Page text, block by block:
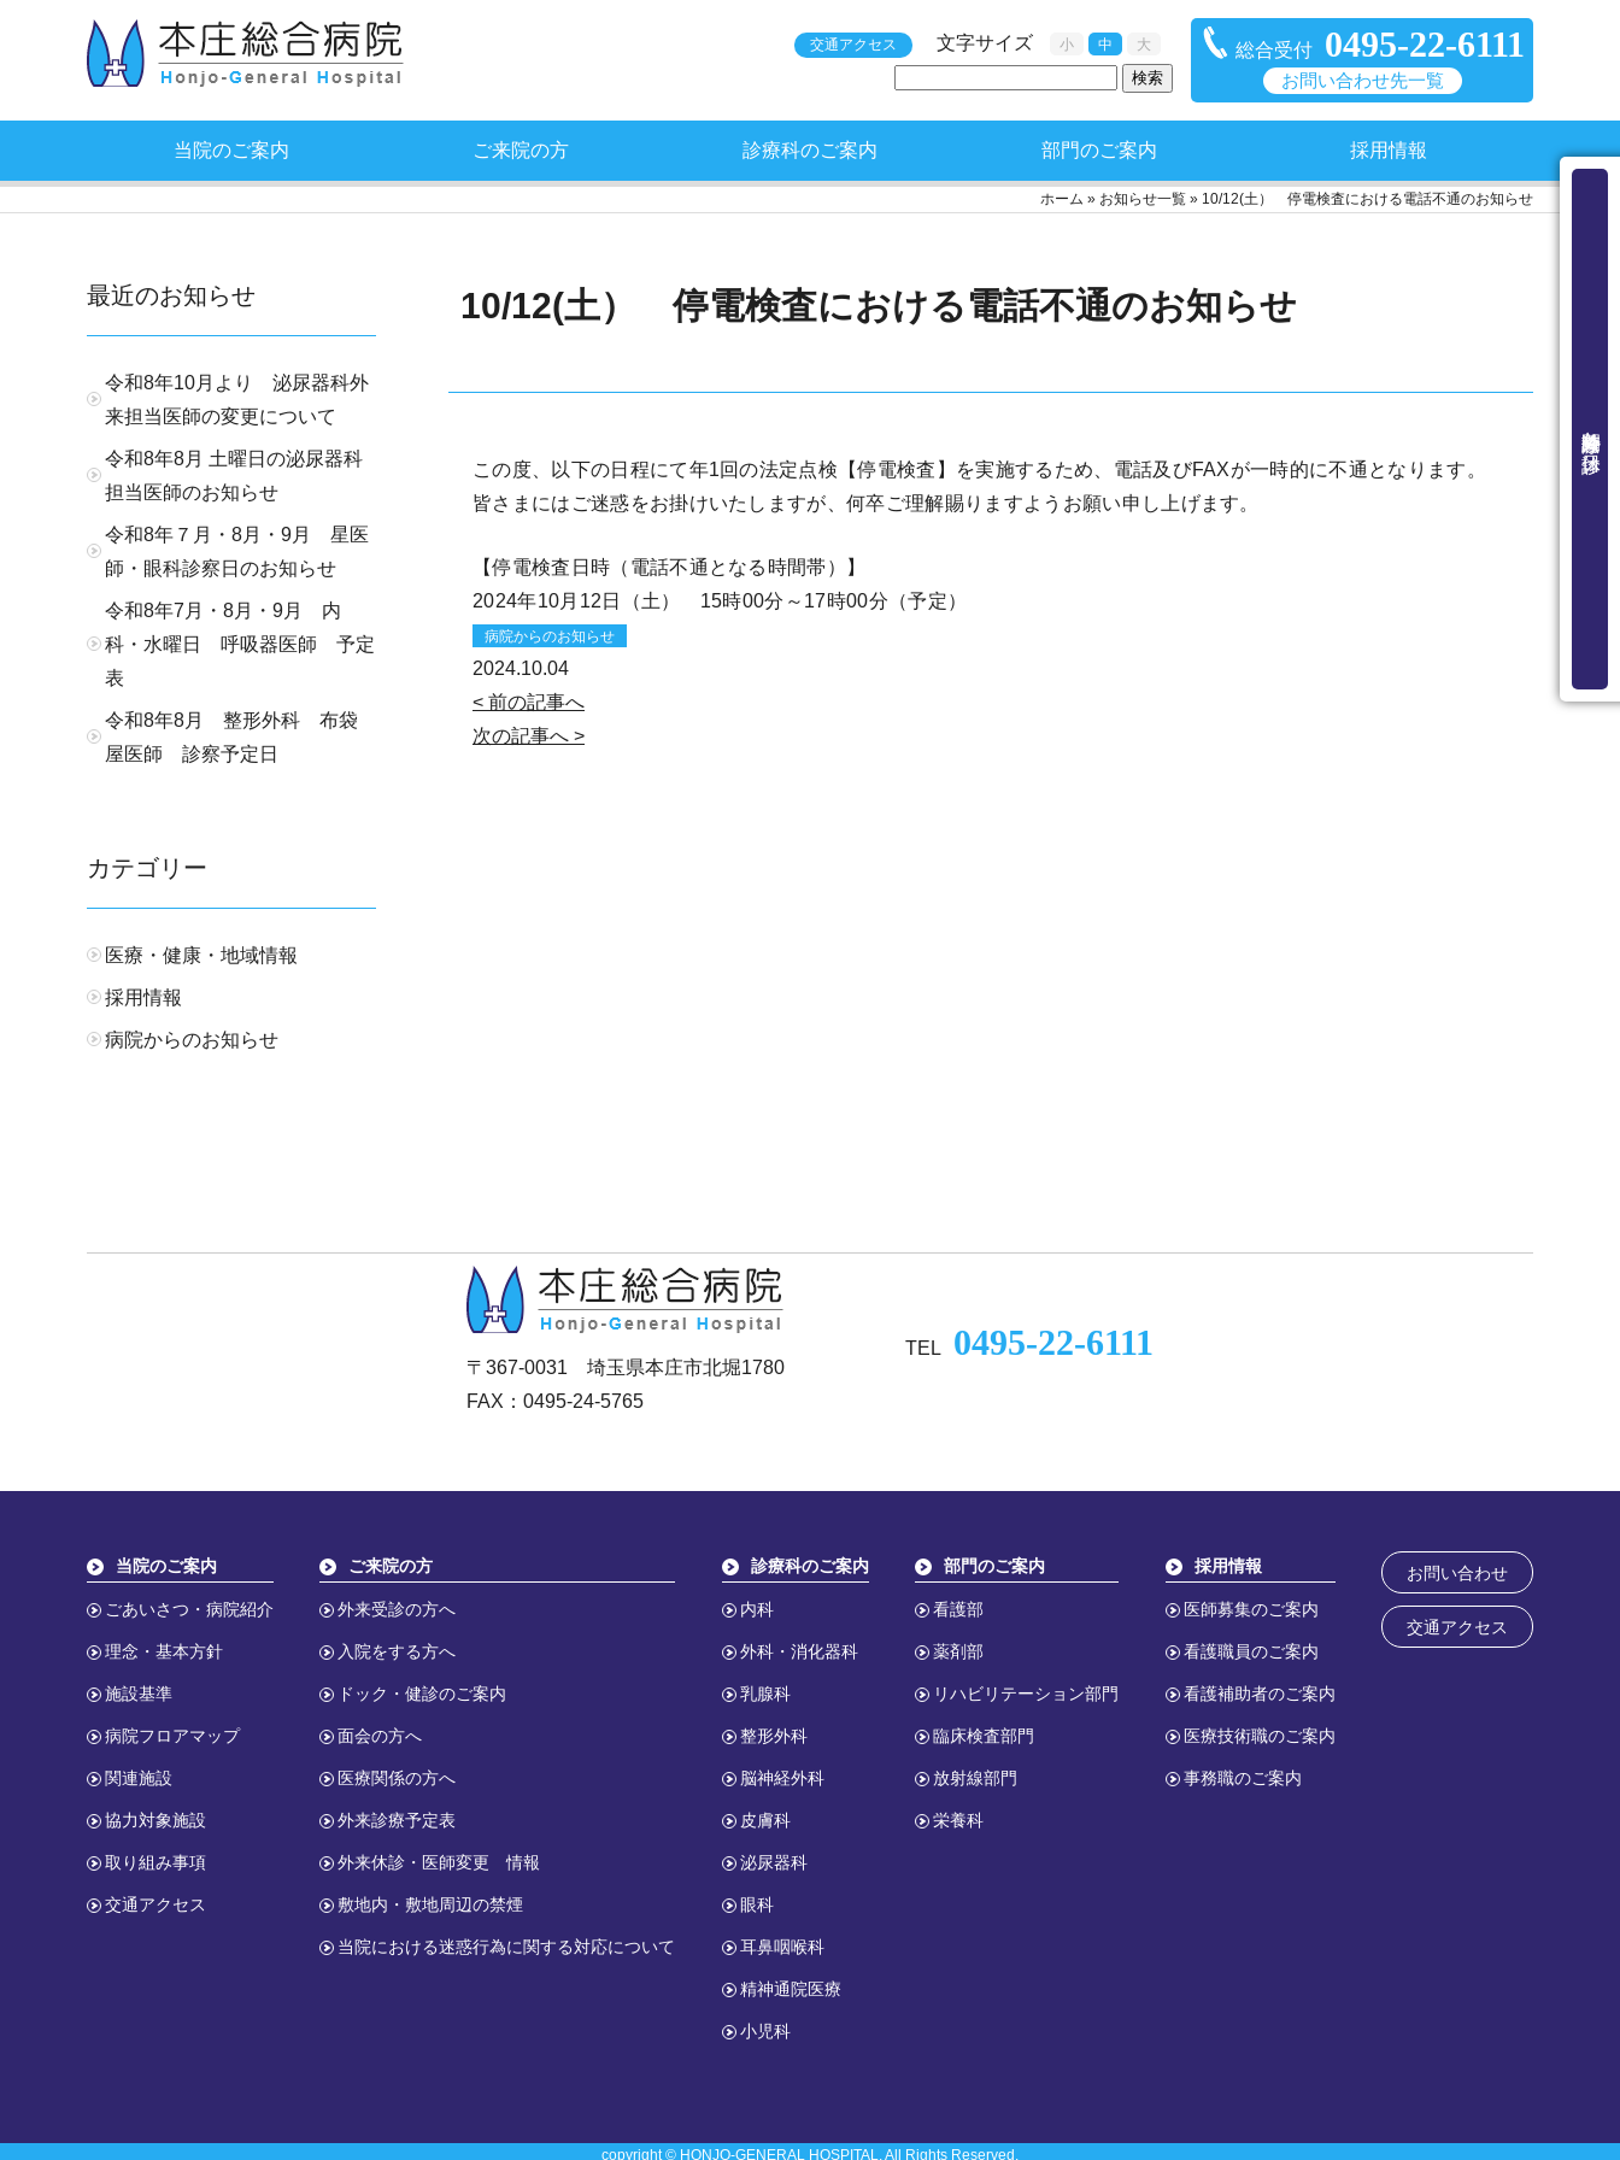
交通アクセス 文字サイズ 小 中 大 総合受付 0495-22-6111
お問い合わせ先一覧
当院のご案内 ご来院の方 診療科のご案内 部門のご案内 採用情報
ホーム » お知らせ一覧 » 10/12(土） 停電検査における電話不通のお知らせ
外来診療時間と休診日
10/12(土） 停電検査における電話不通のお知らせ
この度、以下の日程にて年1回の法定点検【停電検査】を実施するため、電話及びFAXが一時的に不通となります。
皆さまにはご迷惑をお掛けいたしますが、何卒ご理解賜りますようお願い申し上げます。
【停電検査日時（電話不通となる時間帯）】
2024年10月12日（土） 15時00分～17時00分（予定）
病院からのお知らせ
2024.10.04
< 前の記事へ
次の記事へ >
最近のお知らせ
令和8年10月より 泌尿器科外
来担当医師の変更について
令和8年8月 土曜日の泌尿器科
担当医師のお知らせ
令和8年７月・8月・9月 星医
師・眼科診察日のお知らせ
令和8年7月・8月・9月 内
科・水曜日 呼吸器医師 予定
表
令和8年8月 整形外科 布袋
屋医師 診察予定日
カテゴリー
医療・健康・地域情報
採用情報
病院からのお知らせ
〒367-0031 埼玉県本庄市北堀1780
FAX：0495-24-5765
TEL 0495-22-6111
当院のご案内
ごあいさつ・病院紹介
理念・基本方針
施設基準
病院フロアマップ
関連施設
協力対象施設
取り組み事項
交通アクセス
ご来院の方
外来受診の方へ
入院をする方へ
ドック・健診のご案内
面会の方へ
医療関係の方へ
外来診療予定表
外来休診・医師変更 情報
敷地内・敷地周辺の禁煙
当院における迷惑行為に関する対応について
診療科のご案内
内科
外科・消化器科
乳腺科
整形外科
脳神経外科
皮膚科
泌尿器科
眼科
耳鼻咽喉科
精神通院医療
小児科
部門のご案内
看護部
薬剤部
リハビリテーション部門
臨床検査部門
放射線部門
栄養科
採用情報
医師募集のご案内
看護職員のご案内
看護補助者のご案内
医療技術職のご案内
事務職のご案内
お問い合わせ
交通アクセス
copyright © HONJO-GENERAL HOSPITAL. All Rights Reserved.